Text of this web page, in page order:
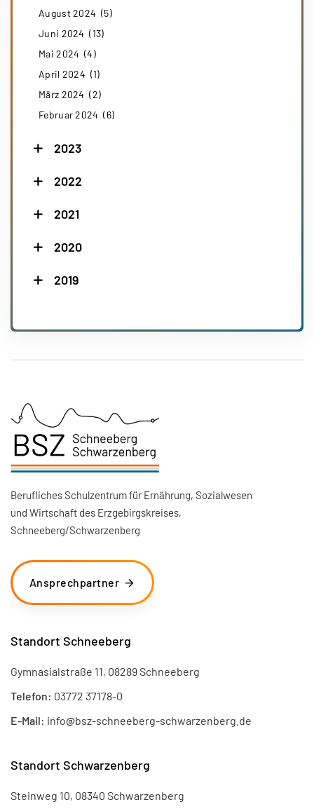
August 2024 (5)
Juni 2024 (13)
Mai 2024 (4)
April 2024 (1)
März 2024 (2)
Februar 2024 (6)
2023
2022
2021
2020
2019
Berufliches Schulzentrum für Ernährung, Sozialwesen
und Wirtschaft des Erzgebirgskreises,
Schneeberg/Schwarzenberg
Ansprechpartner
Standort Schneeberg
Gymnasialstraße 11, 08289 Schneeberg
Telefon: 03772 37178-0
E-Mail: info@bsz-schneeberg-schwarzenberg.de
Standort Schwarzenberg
Steinweg 10, 08340 Schwarzenberg